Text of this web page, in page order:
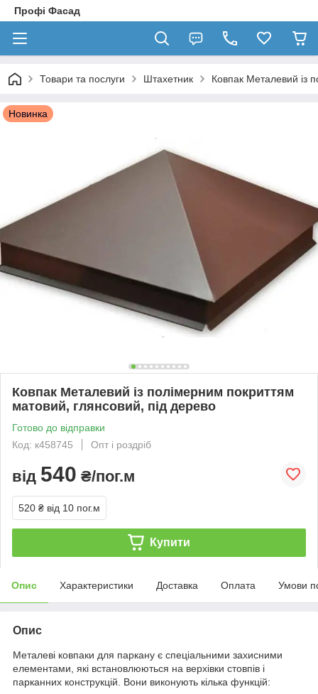
Профі Фасад
Товари та послуги Штахетник Ковпак Металевий із
Новинка
Ковпак Металевий із полімерним покриттям
матовий, глянсовий, під дерево
Готово до відправки
Код: к458745
Опт і роздріб
від 540 ₴/пог.м
520 ₴ від 10 пог.м
Купити
Опис Характеристики Доставка Оплата Умови
Опис
Металеві ковпаки для паркану є спеціальними захисними
елементами, які встановлюються на верхівки стовпів і
парканних конструкцій. Вони виконують кілька функцій: